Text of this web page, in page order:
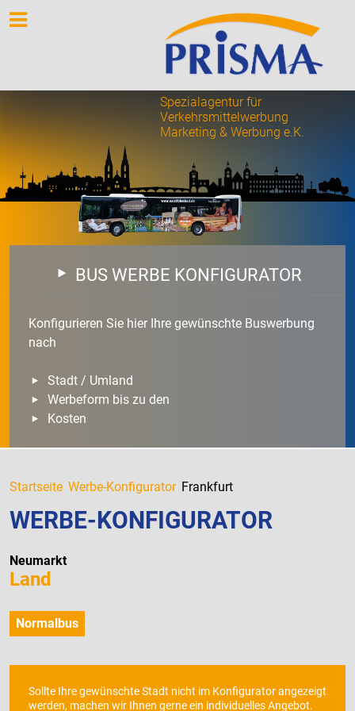
Spezialagentur für
Verkehrsmittelwerbung
Marketing & Werbung e.K.
BUS WERBE KONFIGURATOR
Konfigurieren Sie hier Ihre gewünschte Buswerbung
nach
Stadt / Umland
Werbeform bis zu den
Kosten
Startseite Werbe-Konfigurator Frankfurt
WERBE-KONFIGURATOR
Neumarkt
Land
Normalbus
Sollte Ihre gewünschte Stadt nicht im Konfigurator angezeigt
werden, machen wir Ihnen gerne ein individuelles Angebot.